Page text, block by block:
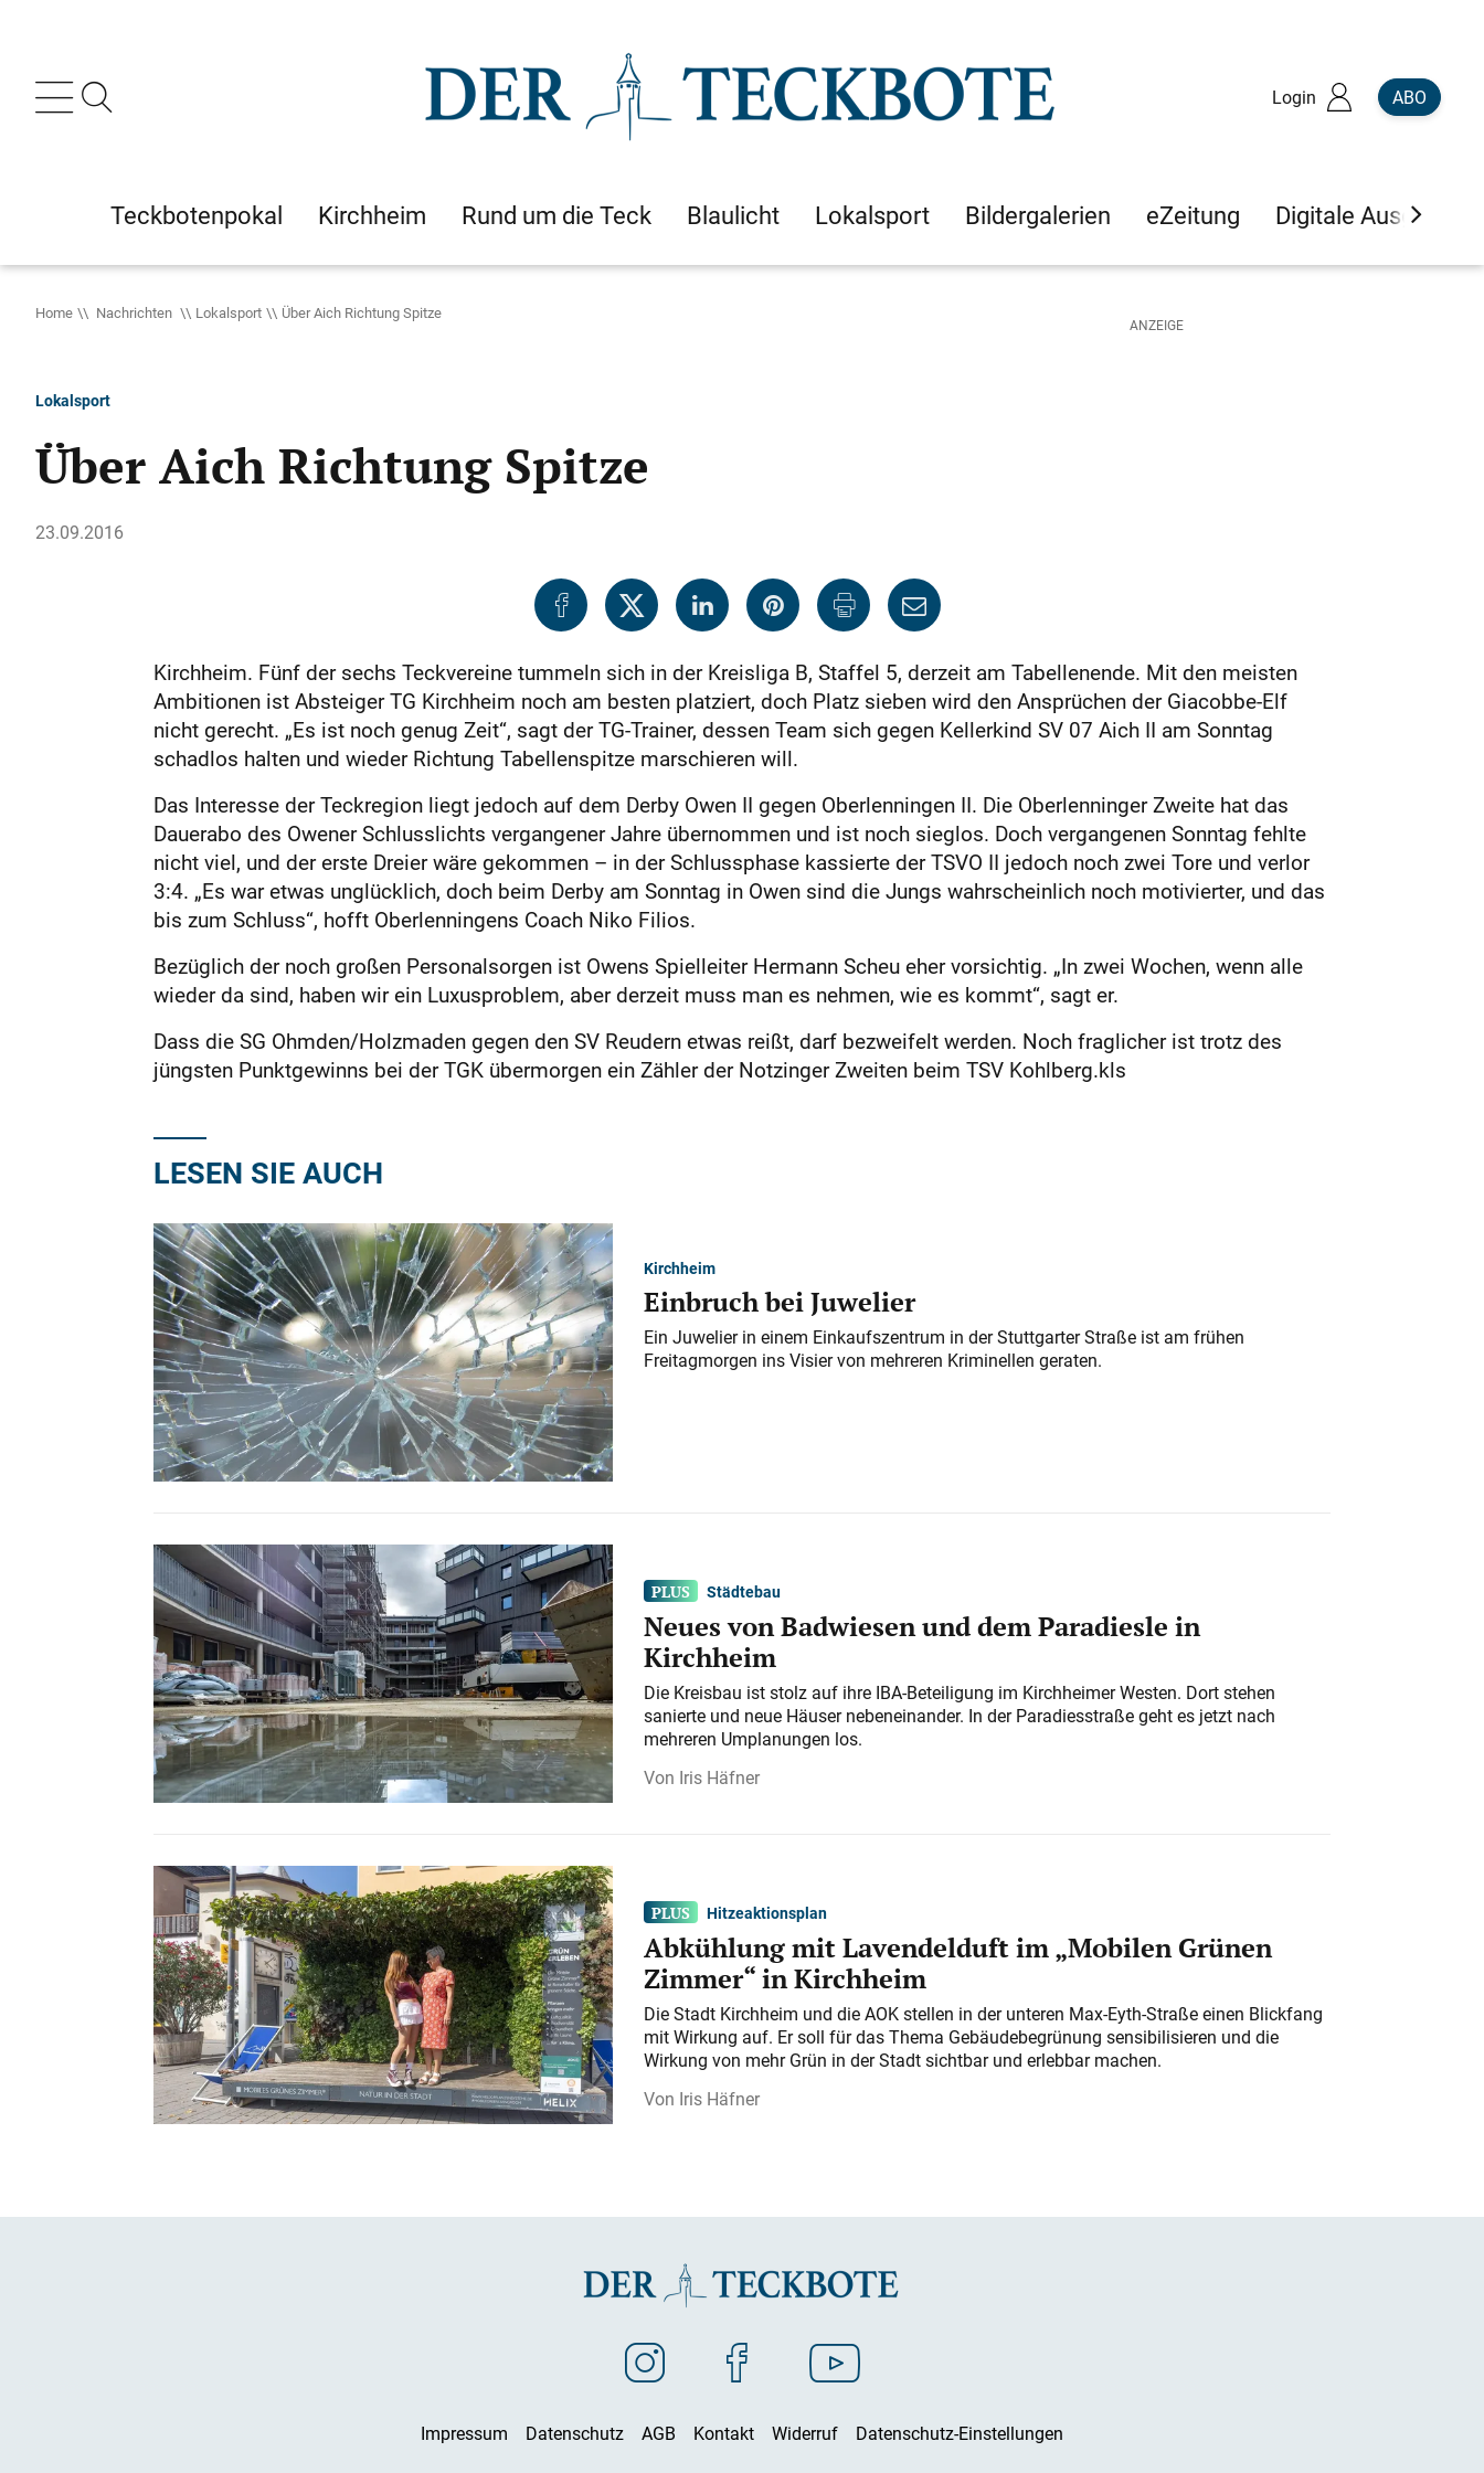
Login ABO
Teckbotenpokal Kirchheim Rund um die Teck Blaulicht Lokalsport Bildergalerien eZeitung Digitale Ausgaben
Home Nachrichten Lokalsport Über Aich Richtung Spitze
Lokalsport
Über Aich Richtung Spitze
23.09.2016
Kirchheim. Fünf der sechs Teckvereine tummeln sich in der Kreisliga B, Staffel 5, derzeit am Tabellenende. Mit den meisten
Ambitionen ist Absteiger TG Kirchheim noch am besten platziert, doch Platz sieben wird den Ansprüchen der Giacobbe-Elf
nicht gerecht. „Es ist noch genug Zeit“, sagt der TG-Trainer, dessen Team sich gegen Kellerkind SV 07 Aich II am Sonntag
schadlos halten und wieder Richtung Tabellenspitze marschieren will.
Das Interesse der Teckregion liegt jedoch auf dem Derby Owen II gegen Oberlenningen II. Die Oberlenninger Zweite hat das
Dauerabo des Owener Schlusslichts vergangener Jahre übernommen und ist noch sieglos. Doch vergangenen Sonntag fehlte
nicht viel, und der erste Dreier wäre gekommen – in der Schlussphase kassierte der TSVO II jedoch noch zwei Tore und verlor
3:4. „Es war etwas unglücklich, doch beim Derby am Sonntag in Owen sind die Jungs wahrscheinlich noch motivierter, und das
bis zum Schluss“, hofft Oberlenningens Coach Niko Filios.
Bezüglich der noch großen Personalsorgen ist Owens Spielleiter Hermann Scheu eher vorsichtig. „In zwei Wochen, wenn alle
wieder da sind, haben wir ein Luxusproblem, aber derzeit muss man es nehmen, wie es kommt“, sagt er.
Dass die SG Ohmden/Holzmaden gegen den SV Reudern etwas reißt, darf bezweifelt werden. Noch fraglicher ist trotz des
jüngsten Punktgewinns bei der TGK übermorgen ein Zähler der Notzinger Zweiten beim TSV Kohlberg.kls
LESEN SIE AUCH
Kirchheim
Einbruch bei Juwelier
Ein Juwelier in einem Einkaufszentrum in der Stuttgarter Straße ist am frühen
Freitagmorgen ins Visier von mehreren Kriminellen geraten.
Städtebau
Neues von Badwiesen und dem Paradiesle in
Kirchheim
Die Kreisbau ist stolz auf ihre IBA-Beteiligung im Kirchheimer Westen. Dort stehen
sanierte und neue Häuser nebeneinander. In der Paradiesstraße geht es jetzt nach
mehreren Umplanungen los.
Iris Häfner
Hitzeaktionsplan
Abkühlung mit Lavendelduft im „Mobilen Grünen
Zimmer“ in Kirchheim
Die Stadt Kirchheim und die AOK stellen in der unteren Max-Eyth-Straße einen Blickfang
mit Wirkung auf. Er soll für das Thema Gebäudebegrünung sensibilisieren und die
Wirkung von mehr Grün in der Stadt sichtbar und erlebbar machen.
Iris Häfner
Impressum Datenschutz AGB Kontakt Widerruf Datenschutz-Einstellungen